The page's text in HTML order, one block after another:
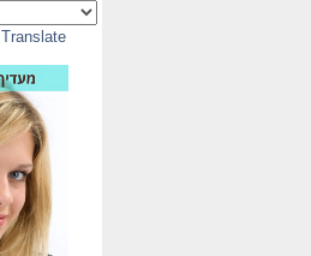
Translate